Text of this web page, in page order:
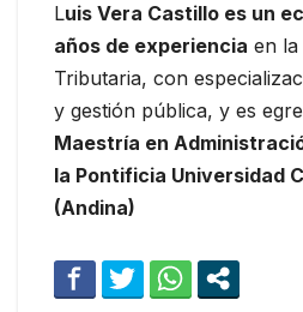
Luis Vera Castillo es un
años de experiencia en
Tributaria, con
y gestión pública, y es
Maestría en
la Pontificia Universidad
(Andina)